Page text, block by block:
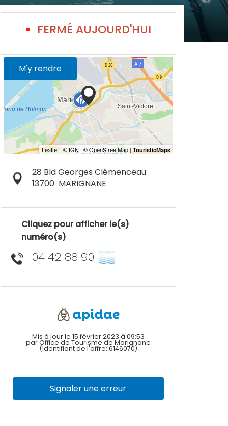
FERMÉ AUJOURD'HUI
M'y rendre
28 Bld Georges Clémenceau
13700 MARIGNANE
Cliquez pour afficher le(s)
numéro(s)
04 42 88 90 ▒▒
Mis à jour le 15 février 2023 à 09:53
par Office de Tourisme de Marignane
(Identifiant de l'offre: 6146070)
Signaler une erreur